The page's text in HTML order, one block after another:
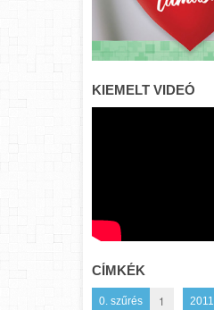
KIEMELT VIDEÓ
CÍMKÉK
0. szűrés 1 2011